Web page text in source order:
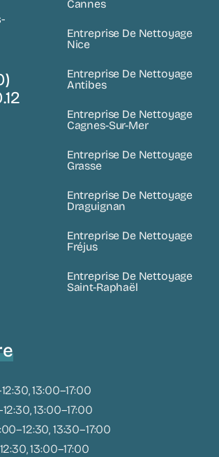
13:00–17:00
13:00–17:00
13:30–17:00
13:00–17:00
Cannes
Entreprise De Nettoyage
Nice
Entreprise De Nettoyage
Antibes
Entreprise De Nettoyage
Cagnes-Sur-Mer
Entreprise De Nettoyage
Grasse
Entreprise De Nettoyage
Draguignan
Entreprise De Nettoyage
Fréjus
Entreprise De Nettoyage
Saint-Raphaël